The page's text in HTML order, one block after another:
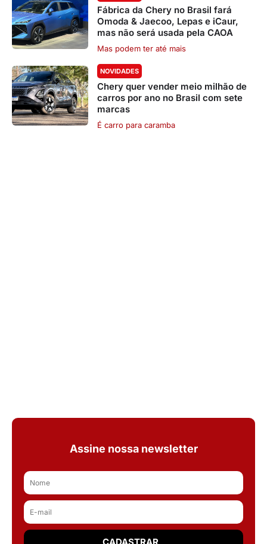
Fábrica da Chery no Brasil fará
Omoda & Jaecoo, Lepas e iCaur,
mas não será usada pela CAOA
Mas podem ter até mais
NOVIDADES
Chery quer vender meio milhão de
carros por ano no Brasil com sete
marcas
É carro para caramba
Assine nossa newsletter